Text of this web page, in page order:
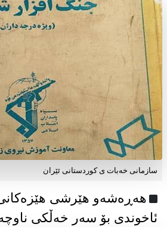
سازمانی خەبات ی كوردستانی ئێران
هەڕەشەو هێرشی
ئاخوندی بۆ سەر خەڵکی